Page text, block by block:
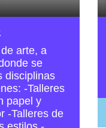
arte, a
se
disciplinas
-Talleres
papel y
-Talleres de